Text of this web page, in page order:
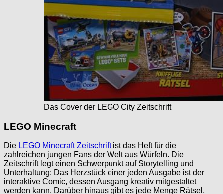
Das Cover der LEGO City Zeitschrift
LEGO Minecraft
Die LEGO Minecraft Zeitschriftist das Heft für die
zahlreichen jungen Fans der Welt aus Würfeln. Die
Zeitschrift legt einen Schwerpunkt auf Storytelling und
Unterhaltung: Das Herzstück einer jeden Ausgabe ist der
interaktive Comic, dessen Ausgang kreativ mitgestaltet
werden kann. Darüber hinaus gibt es jede Menge Rätsel,